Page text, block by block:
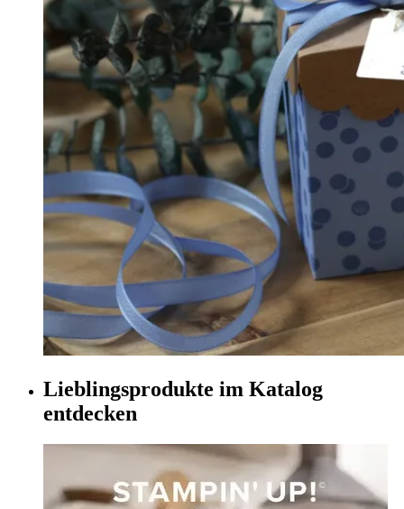
Lieblingsprodukte im Katalog
entdecken